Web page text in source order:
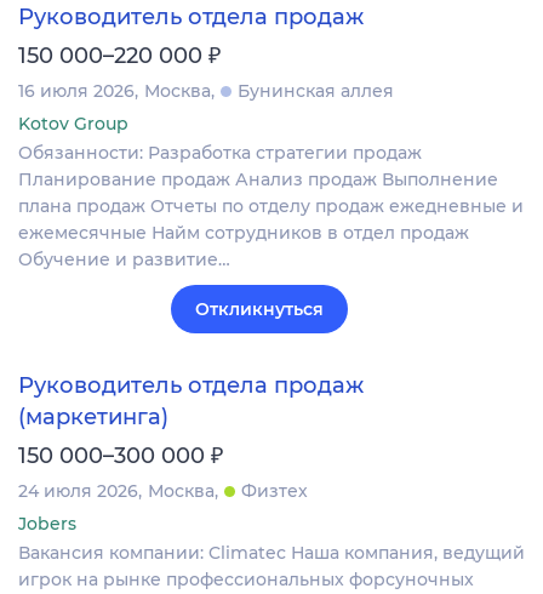
Руководитель отдела продаж
150 000–220 000 ₽
16 июля 2026 Москва
Бунинская аллея
Kotov Group
Обязанности: Разработка стратегии продаж
Планирование продаж Анализ продаж Выполнение
плана продаж Отчеты по отделу продаж ежедневные и
ежемесячные Найм сотрудников в отдел продаж
Обучение и развитие…
Откликнуться
Руководитель отдела продаж
(маркетинга)
150 000–300 000 ₽
24 июля 2026 Москва
Физтех
Jobers
Вакансия компании: Climatec Наша компания, ведущий
игрок на рынке профессиональных форсуночных